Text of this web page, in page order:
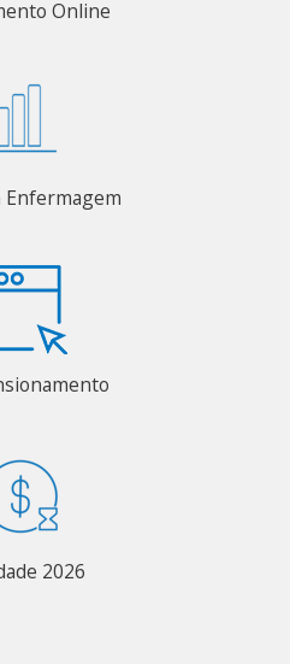
Online
Enfermagem
2026